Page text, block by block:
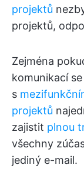
projektů
projektů,
Zejména
komunikací
s
projektů
zajistit plnou
všechny
jediný e-mail.